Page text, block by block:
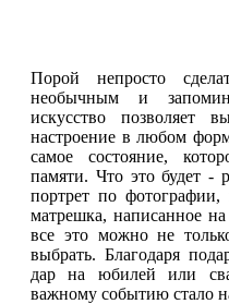
Порой непросто
необычным и
искусство позволяет
настроение в любом
самое состояние,
памяти. Что это будет -
портрет по фотографии,
матрешка, написанное
все это можно не
выбрать. Благодаря
дар на юбилей или
важному событию стало